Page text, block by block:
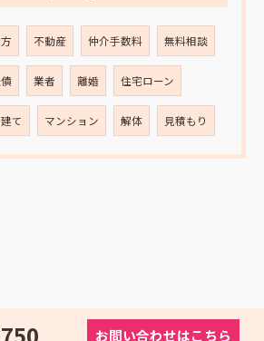
不動産 仲介手数料 無料相談
業者 離婚 住宅ローン
て マンション 解体 見積もり
お問い合わせはこちら